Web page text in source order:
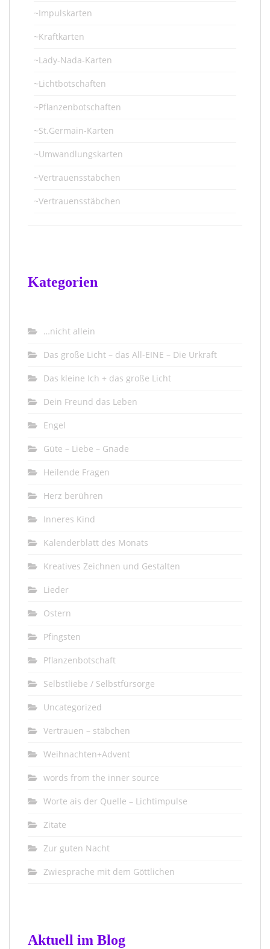
~Impulskarten
~Kraftkarten
~Lady-Nada-Karten
~Lichtbotschaften
~Pflanzenbotschaften
~St.Germain-Karten
~Umwandlungskarten
~Vertrauensstäbchen
~Vertrauensstäbchen
Kategorien
…nicht allein
Das große Licht – das All-EINE – Die Urkraft
Das kleine Ich + das große Licht
Dein Freund das Leben
Engel
Güte – Liebe – Gnade
Heilende Fragen
Herz berühren
Inneres Kind
Kalenderblatt des Monats
Kreatives Zeichnen und Gestalten
Lieder
Ostern
Pfingsten
Pflanzenbotschaft
Selbstliebe / Selbstfürsorge
Uncategorized
Vertrauen – stäbchen
Weihnachten+Advent
words from the inner source
Worte ais der Quelle – Lichtimpulse
Zitate
Zur guten Nacht
Zwiesprache mit dem Göttlichen
Aktuell im Blog